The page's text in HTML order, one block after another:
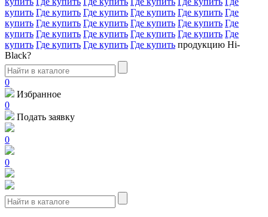
купить Где купить Где купить Где купить Где купить Где
купить Где купить Где купить Где купить Где купить Где
купить Где купить Где купить Где купить Где купить Где
купить Где купить Где купить Где купить продукцию Hi-
Black?
0
Избранное
0
Подать заявку
0
0